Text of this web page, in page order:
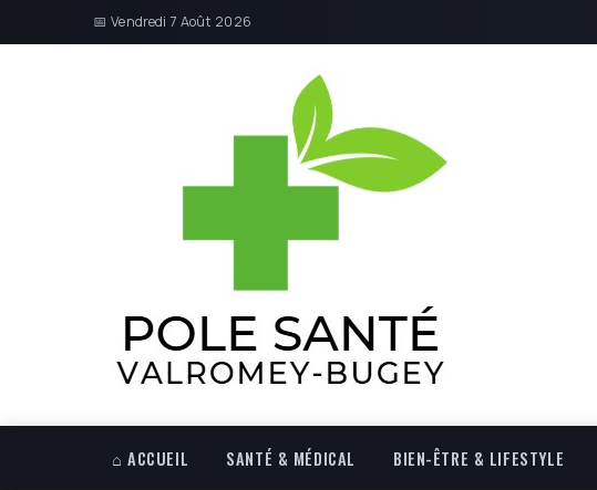
📅 Vendredi 7 Août 2026
⌂ ACCUEIL SANTÉ & MÉDICAL BIEN-ÊTRE & LIFESTYLE